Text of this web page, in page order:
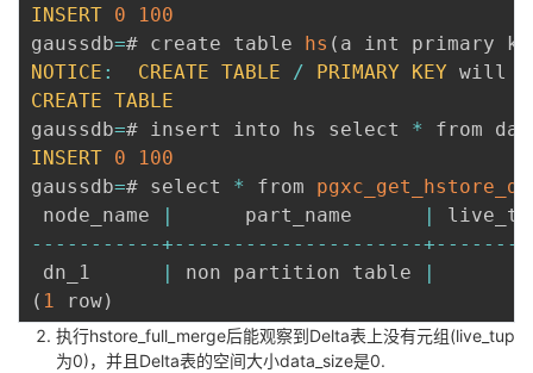
INSERT 0
100
gaussdb=# create table hs ( a int primary
NOTICE : CREATE TABLE / PRIMARY KEY will
CREATE TABLE
gaussdb=# insert into hs select *
from
INSERT 0
100
gaussdb=# select * from
node_name
      part_name
-- -- -- -- -- -+-- -- -- -- -- -- -- -- -- -- -+-- -- -- --
dn_1
non partition table
( 1 row)
执行hstore_full_merge后能观察到Delta表上没有元组(live_tup
为0)，并且Delta表的空间大小data_size是0.